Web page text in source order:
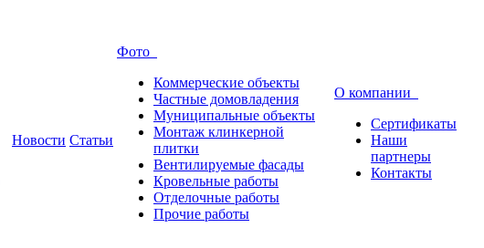
Новости Статьи
Фото
Коммерческие объекты
Частные домовладения
Муниципальные объекты
Монтаж клинкерной
плитки
Вентилируемые фасады
Кровельные работы
Отделочные работы
Прочие работы
О компании
Сертификаты
Наши
партнеры
Контакты